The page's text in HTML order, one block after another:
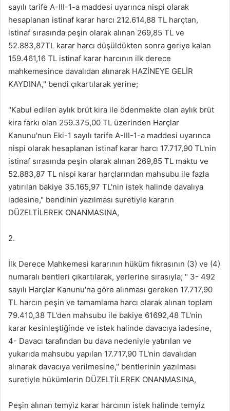
sayılı tarife A-III-1-a maddesi uyarınca nispi olarak
hesaplanan istinaf karar harcı 212.614,88 TL harçtan,
istinaf sırasında peşin olarak alınan 269,85 TL ve
52.883,87TL karar harcı düşüldükten sonra geriye kalan
159.461,16 TL istinaf karar harcının ilk derece
mahkemesince davalıdan alınarak HAZİNEYE GELİR
KAYDINA," bendi çıkartılarak yerine;
"Kabul edilen aylık brüt kira ile ödenmekte olan aylık brüt
kira farkı olan 259.375,00 TL üzerinden Harçlar
Kanunu'nun Eki-1 sayılı tarife A-III-1-a maddesi uyarınca
nispi olarak hesaplanan istinaf karar harcı 17.717,90 TL'nin
istinaf sırasında peşin olarak alınan 269,85 TL maktu ve
52.883,87 TL nispi karar harçlarından mahsubu ile fazla
yatırılan bakiye 35.165,97 TL'nin istek halinde davalıya
iadesine," bendinin yazılması suretiyle kararın
DÜZELTİLEREK ONANMASINA,
2.
İlk Derece Mahkemesi kararının hüküm fıkrasının (3) ve (4)
numaralı bentleri çıkartılarak, yerlerine sırasıyla; " 3- 492
sayılı Harçlar Kanunu'na göre alınması gereken 17.717,90
TL harcın peşin ve tamamlama harcı olarak alınan toplam
79.410,38 TL'den mahsubu ile bakiye 61692,48 TL'nin
karar kesinleştiğinde ve istek halinde davacıya iadesine,
4- Davacı tarafından bu dava nedeniyle yatırılan ve
yukarıda mahsubu yapılan 17.717,90 TL'nin davalıdan
alınarak davacıya verilmesine," bentlerinin yazılması
suretiyle hükümlerin DÜZELTİLEREK ONANMASINA,
Peşin alınan temyiz karar harcının istek halinde temyiz